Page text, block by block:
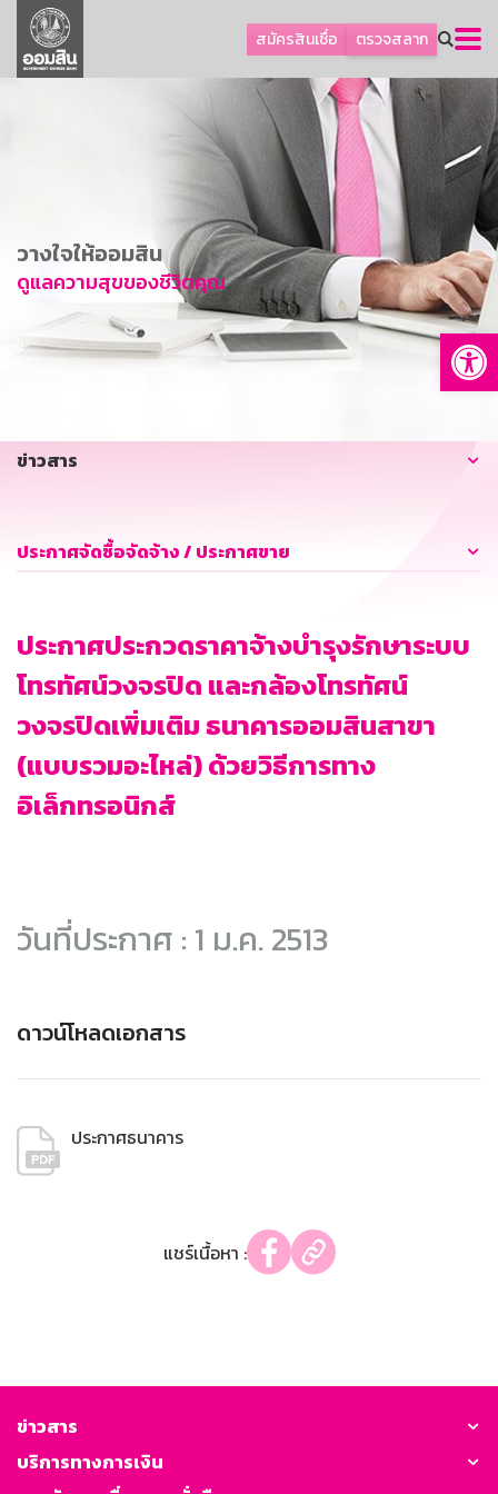
สมัครสินเชื่อ ตรวจสลาก
ลูกค้าธุรกิจ
ลูกค้าผู้ประกอบรายย่อย
การพัฒนาที่ยั่งยืน
ข่าวสาร
บริการทางการเงิน
อื่นๆ
วางใจให้ออมสิน
ดูแลความสุขของชีวิตคุณ
ข่าวสาร
ประกาศจัดซื้อจัดจ้าง / ประกาศขาย
ประกาศประกวดราคาจ้างบำรุงรักษาระบบ
โทรทัศน์วงจรปิด และกล้องโทรทัศน์
วงจรปิดเพิ่มเติม ธนาคารออมสินสาขา
(แบบรวมอะไหล่) ด้วยวิธีการทาง
อิเล็กทรอนิกส์
วันที่ประกาศ : 1 ม.ค. 2513
ดาวน์โหลดเอกสาร
ประกาศธนาคาร
แชร์เนื้อหา :
ข่าวสาร
บริการทางการเงิน